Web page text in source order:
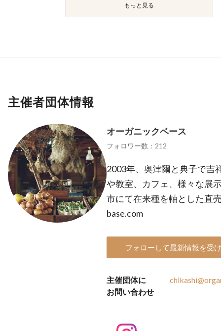
もっと見る
主催者団体情報
オーガニックベース
フォロワー数：212
2003年、奥津爾と典子で吉
や教室、カフェ、様々な展
市にて在来種を軸とした直
base.com
フォローして最新情報を受
主催団体に
お問い合わせ